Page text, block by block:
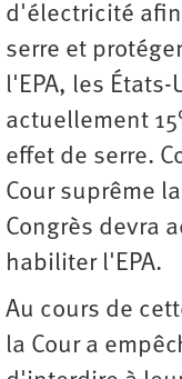
d'électricité
serre et
l'EPA, les
actuellement
effet de serre.
Cour suprême
Congrès devra
habiliter l'EPA.
Au cours de
la Cour a